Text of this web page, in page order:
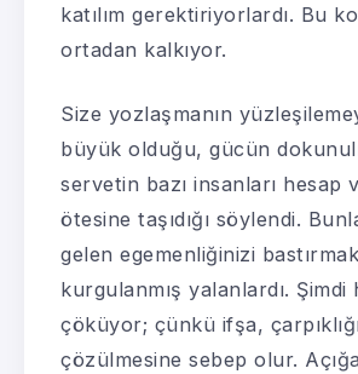
katılım gerektiriyorlardı. Bu
ortadan kalkıyor.
Size yozlaşmanın
büyük olduğu, gücün
servetin bazı insanları hesap
ötesine taşıdığı söylendi.
gelen egemenliğinizi
kurgulanmış yalanlardı. Şimdi
çöküyor; çünkü ifşa,
çözülmesine sebep olur.